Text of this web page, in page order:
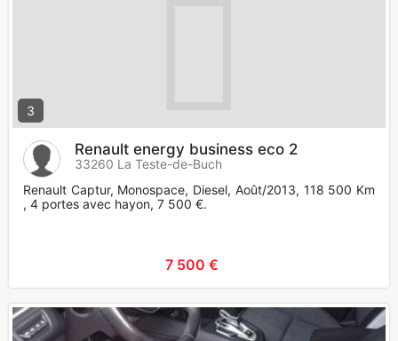
3
Renault energy business eco 2
33260 La Teste-de-Buch
Renault Captur, Monospace, Diesel, Août/2013, 118 500 Km
, 4 portes avec hayon, 7 500 €.
7 500 €